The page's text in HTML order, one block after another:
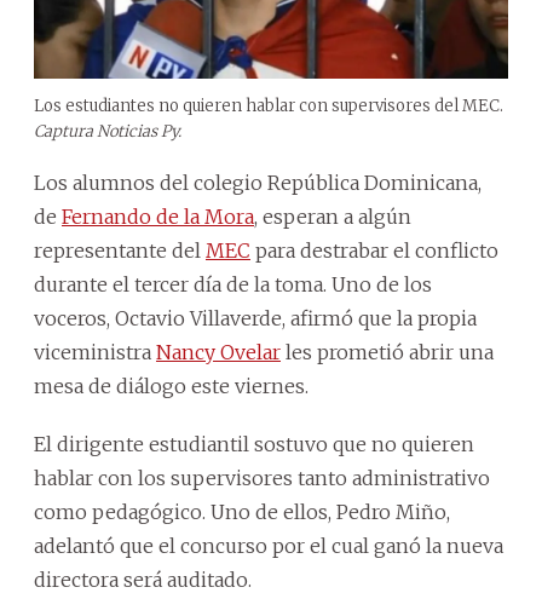
Los estudiantes no quieren hablar con supervisores del MEC.
Captura Noticias Py.
Los alumnos del colegio República Dominicana,
de Fernando de la Mora, esperan a algún
representante del MEC para destrabar el conflicto
durante el tercer día de la toma. Uno de los
voceros, Octavio Villaverde, afirmó que la propia
viceministra Nancy Ovelar les prometió abrir una
mesa de diálogo este viernes.
El dirigente estudiantil sostuvo que no quieren
hablar con los supervisores tanto administrativo
como pedagógico. Uno de ellos, Pedro Miño,
adelantó que el concurso por el cual ganó la nueva
directora será auditado.